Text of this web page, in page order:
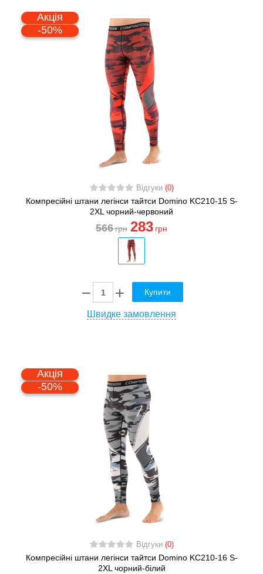
Акція
-50%
Відгуки (0)
Компресійні штани легінси тайтси Domino KC210-15 S-
2XL чорний-червоний
566грн 283 грн
Купити
Швидке замовлення
Акція
-50%
Відгуки (0)
Компресійні штани легінси тайтси Domino KC210-16 S-
2XL чорний-білий